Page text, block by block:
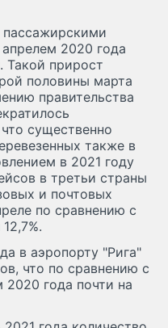
пассажирскими
2020 года
Такой прирост
половины марта
правительства
существенно
также в
в 2021 году
в третьи страны
и почтовых
по сравнению с
в аэропорту "Рига"
что по сравнению с
года почти на